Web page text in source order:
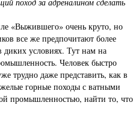
«Выжившего» очень круто, но
все же предпочитают более
условиях. Тут нам на
Человек быстро
трудно даже представить, как в
горные походы с ватными
промышленностью, найти то, что